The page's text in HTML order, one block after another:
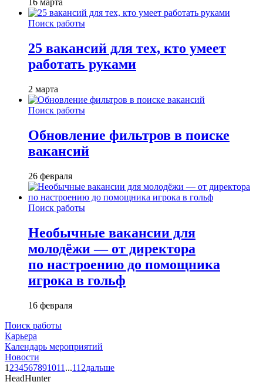
16 марта
Поиск работы
25 вакансий для тех, кто умеет
работать руками
2 марта
Поиск работы
Обновление фильтров в поиске
вакансий
26 февраля
Поиск работы
Необычные вакансии для
молодёжи — от директора
по настроению до помощника
игрока в гольф
16 февраля
Поиск работы
Карьера
Календарь мероприятий
Новости
1 234567891011 ...112дальше
HeadHunter